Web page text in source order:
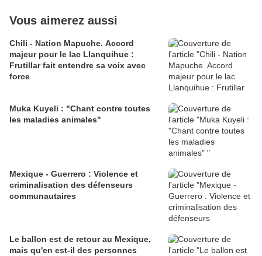
Vous aimerez aussi
Chili - Nation Mapuche. Accord
majeur pour le lac Llanquihue :
Frutillar fait entendre sa voix avec
force
Muka Kuyeli : "Chant contre toutes
les maladies animales"
Mexique - Guerrero : Violence et
criminalisation des défenseurs
communautaires
Le ballon est de retour au Mexique,
mais qu'en est-il des personnes